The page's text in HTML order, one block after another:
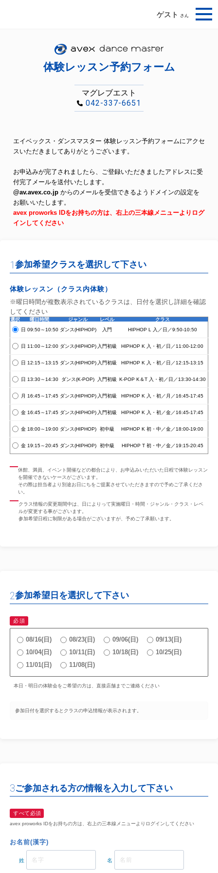
ゲスト さん
体験レッスン予約フォーム
マグレブエスト
042-337-6651
エイベックス・ダンスマスター 体験レッスン予約フォームにアクセ
スいただきましてありがとうございます。
お申込みが完了されましたら、ご登録いただきましたアドレスに受
付完了メールを送付いたします。
@av.avex.co.jp からのメールを受信できるようドメインの設定を
お願いいたします。
avex proworks IDをお持ちの方は、右上の三本線メニューよりログ
インしてください
1 参加希望クラスを選択して下さい
体験レッスン（クラス内体験）
※曜日時間が複数表示されているクラスは、日付を選択し詳細を確認
してください
選択 曜日時間 ジャンル レベル
クラス
日 09:50～10:50 ダンス(HIPHOP) 入門 HIPHOP L 入／日／9:50-10:50
日 11:00～12:00 ダンス(HIPHOP) 入門初級 HIPHOP K 入・初／日／11:00-12:00
日 12:15～13:15 ダンス(HIPHOP) 入門初級 HIPHOP K 入・初／日／12:15-13:15
日 13:30～14:30 ダンス(K-POP) 入門初級 K-POP K＆T 入・初／日／13:30-14:30
月 16:45～17:45 ダンス(HIPHOP) 入門初級 HIPHOP K 入・初／月／16:45-17:45
金 16:45～17:45 ダンス(HIPHOP) 入門初級 HIPHOP K 入・初／金／16:45-17:45
金 18:00～19:00 ダンス(HIPHOP) 初中級 HIPHOP K 初・中／金／18:00-19:00
金 19:15～20:45 ダンス(HIPHOP) 初中級 HIPHOP T 初・中／金／19:15-20:45
休館、満員、イベント開催などの都合により、お申込みいただいた日程で体験レッスン
を開催できないケースがございます。
その際は担当者より別途お日にちをご提案させていただきますので予めご了承くださ
い。
クラス情報の変更期間中は、日によりって実施曜日・時間・ジャンル・クラス・レベ
ルが変更する事がございます。
参加希望日程に制限がある場合がございますが、予めご了承願います。
2参加希望日を選択して下さい
必須
08/16(日) 08/23(日) 09/06(日)
09/13(日)
10/04(日)
10/11(日) 10/18(日)
10/25(日)
11/01(日)
11/08(日)
本日・明日の体験会をご希望の方は、直接店舗までご連絡ください
参加日付を選択するとクラスの申込情報が表示されます。
3ご参加される方の情報を入力して下さい
すべて必須
avex proworks IDをお持ちの方は、右上の三本線メニューよりログインしてください
お名前(漢字)
姓 名